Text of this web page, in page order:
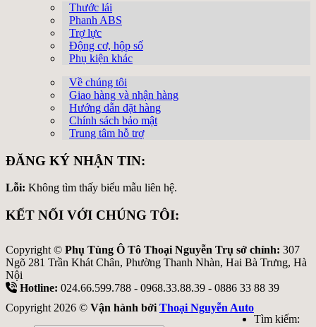
Thước lái
Phanh ABS
Trợ lực
Động cơ, hộp số
Phụ kiện khác
Về chúng tôi
Giao hàng và nhận hàng
Hướng dẫn đặt hàng
Chính sách bảo mật
Trung tâm hỗ trợ
ĐĂNG KÝ NHẬN TIN:
Lỗi: Không tìm thấy biểu mẫu liên hệ.
KẾT NỐI VỚI CHÚNG TÔI:
Copyright © Phụ Tùng Ô Tô Thoại Nguyễn Trụ sở chính: 307
Ngõ 281 Trần Khát Chân, Phường Thanh Nhàn, Hai Bà Trưng, Hà
Nội
Hotline: 024.66.599.788 - 0968.33.88.39 - 0886 33 88 39
Copyright 2026 © Vận hành bởi Thoại Nguyễn Auto
Tìm kiếm: